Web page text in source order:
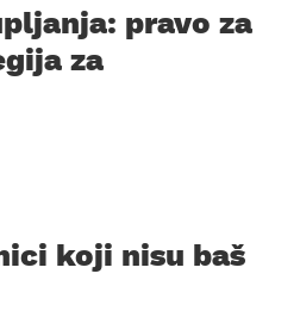
pravo za
za
koji nisu baš